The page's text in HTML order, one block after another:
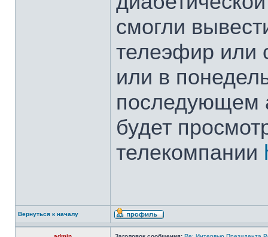
смогли
телеэфир или
или в
последующем
будет
телекомпании
Вернуться к началу